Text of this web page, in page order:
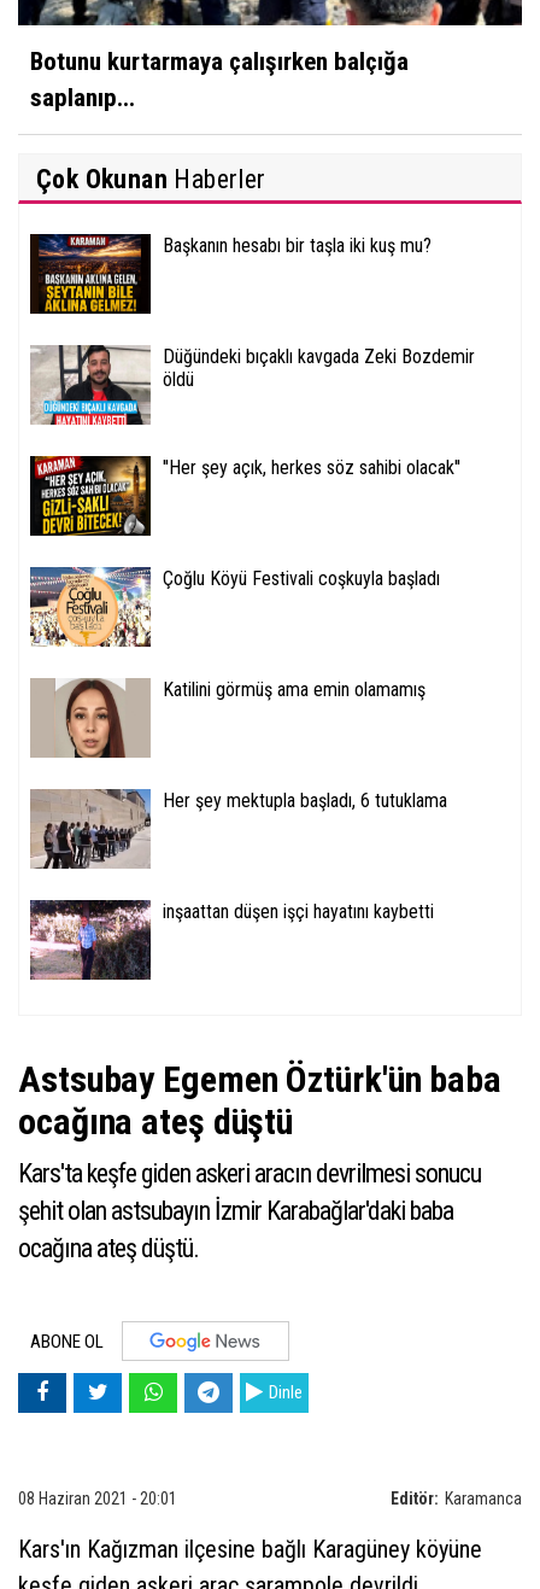
Botunu kurtarmaya çalışırken balçığa
saplanıp...
Çok Okunan Haberler
Başkanın hesabı bir taşla iki kuş mu?
Düğündeki bıçaklı kavgada Zeki Bozdemir
öldü
''Her şey açık, herkes söz sahibi olacak''
Çoğlu Köyü Festivali coşkuyla başladı
Katilini görmüş ama emin olamamış
Her şey mektupla başladı, 6 tutuklama
inşaattan düşen işçi hayatını kaybetti
Astsubay Egemen Öztürk'ün baba
ocağına ateş düştü
Kars'ta keşfe giden askeri aracın devrilmesi sonucu
şehit olan astsubayın İzmir Karabağlar'daki baba
ocağına ateş düştü.
ABONE OL
Dinle
Editör: Karamanca
08 Haziran 2021 - 20:01
Kars'ın Kağızman ilçesine bağlı Karagüney köyüne